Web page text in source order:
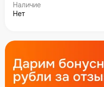
Наличие
Нет